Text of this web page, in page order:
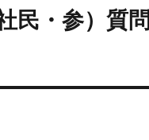
民・参）質問